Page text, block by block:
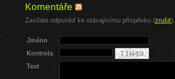
Komentáře
Zasílate odpověď ke stávajícímu příspěvku (zrušit).
Jméno
Kontrola
Text